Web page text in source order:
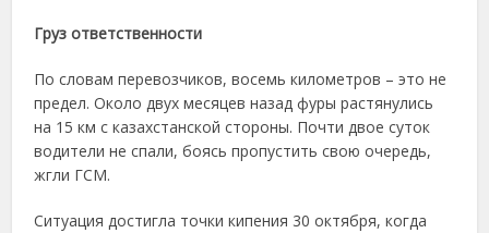
Груз ответственности
По словам перевозчиков, восемь километров – это не
предел. Около двух месяцев назад фуры растянулись
на 15 км с казахстанской стороны. Почти двое суток
водители не спали, боясь пропустить свою очередь,
жгли ГСМ.
Ситуация достигла точки кипения 30 октября, когда